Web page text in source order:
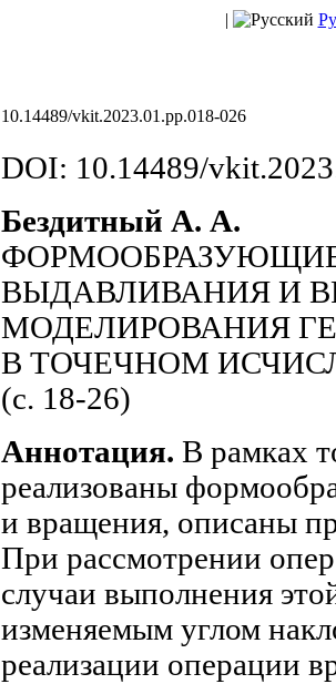
|
10.14489/vkit.2023.01.pp.018-026
DOI: 10.14489/
Бездитный А. А.
ВЫДАВЛИВАНИЯ И
МОДЕЛИРОВАНИЯ
В ТОЧЕЧНОМ
(c. 18-26)
Аннотация. В рамках
реализованы
и вращения, описаны
При рассмотрении
случаи выполнения
изменяемым углом
реализации операции